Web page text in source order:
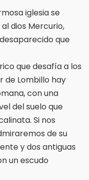
iglesia se
dios Mercurio,
que
que desafía a los
de Lombillo hay
con una
del suelo que
Si nos
de su
y dos antiguas
un escudo